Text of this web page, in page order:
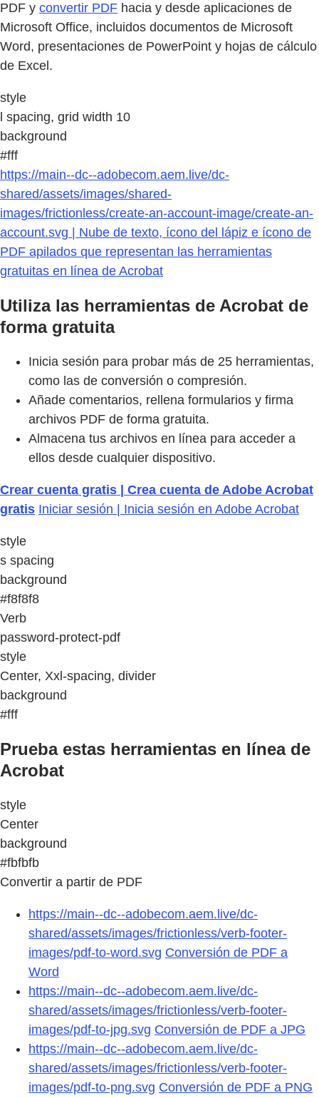
PDF y convertir PDF hacia y desde aplicaciones de
Microsoft Office, incluidos documentos de Microsoft
Word, presentaciones de PowerPoint y hojas de cálculo
de Excel.
style
l spacing, grid width 10
background
#fff
https://main--dc--adobecom.aem.live/dc-
shared/assets/images/shared-
images/frictionless/create-an-account-image/create-an-
account.svg | Nube de texto, ícono del lápiz e ícono de
PDF apilados que representan las herramientas
gratuitas en línea de Acrobat
Utiliza las herramientas de Acrobat de
forma gratuita
Inicia sesión para probar más de 25 herramientas,
como las de conversión o compresión.
Añade comentarios, rellena formularios y firma
archivos PDF de forma gratuita.
Almacena tus archivos en línea para acceder a
ellos desde cualquier dispositivo.
Crear cuenta gratis | Crea cuenta de Adobe Acrobat
gratis Iniciar sesión | Inicia sesión en Adobe Acrobat
style
s spacing
background
#f8f8f8
Verb
password-protect-pdf
style
Center, Xxl-spacing, divider
background
#fff
Prueba estas herramientas en línea de
Acrobat
style
Center
background
#fbfbfb
Convertir a partir de PDF
https://main--dc--adobecom.aem.live/dc-
shared/assets/images/frictionless/verb-footer-
images/pdf-to-word.svg Conversión de PDF a
Word
https://main--dc--adobecom.aem.live/dc-
shared/assets/images/frictionless/verb-footer-
images/pdf-to-jpg.svg Conversión de PDF a JPG
https://main--dc--adobecom.aem.live/dc-
shared/assets/images/frictionless/verb-footer-
images/pdf-to-png.svg Conversión de PDF a PNG